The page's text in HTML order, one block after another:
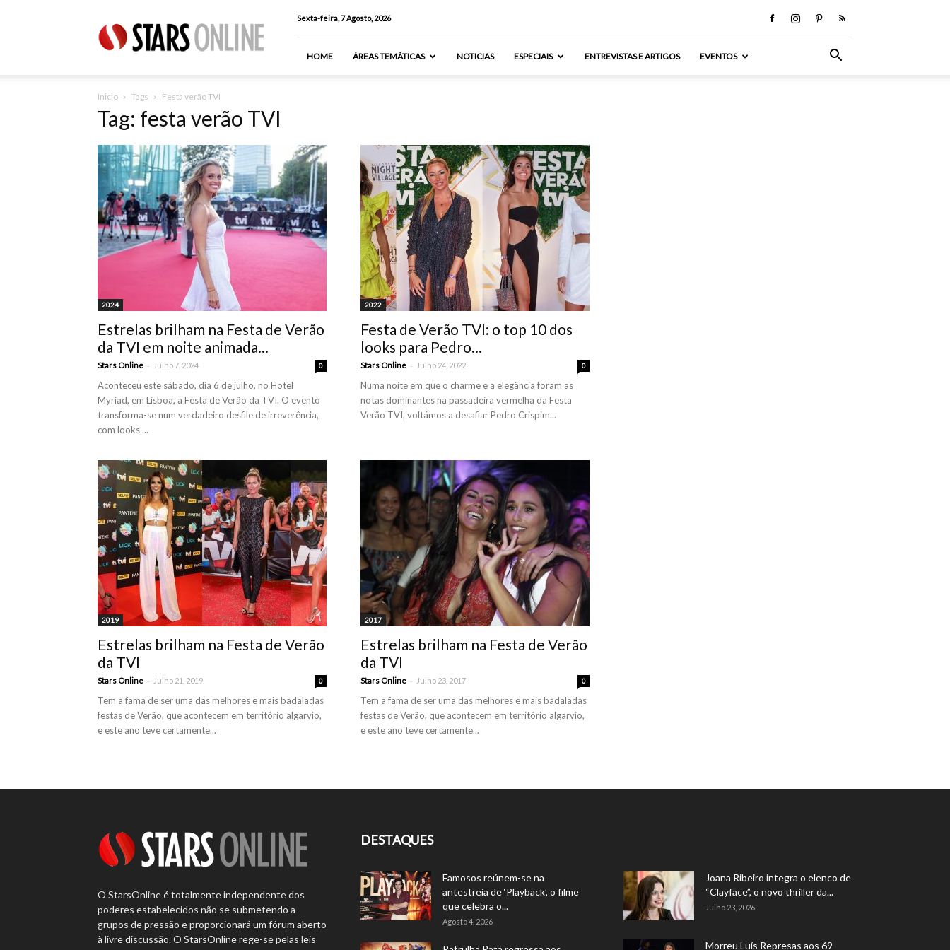
Online
Sexta-feira, 7 Agosto, 2026
HOME ÁREAS TEMÁTICAS NOTICIAS ESPECIAIS ENTREVISTAS E ARTIGOS EVENTOS
Inicio Tags Festa verão TVI
Tag: festa verão TVI
2024
Estrelas brilham na Festa de Verão
da TVI em noite animada...
Stars Online - Julho 7, 2024 0
Aconteceu este sábado, dia 6 de julho, no Hotel
Myriad, em Lisboa, a Festa de Verão da TVI. O evento
transforma-se num verdadeiro desfile de irreverência,
com looks ...
2022
Festa de Verão TVI: o top 10 dos
looks para Pedro...
Stars Online - Julho 24, 2022 0
Numa noite em que o charme e a elegância foram as
notas dominantes na passadeira vermelha da Festa
Verão TVI, voltámos a desafiar Pedro Crispim...
2019
Estrelas brilham na Festa de Verão
da TVI
Stars Online - Julho 21, 2019 0
Tem a fama de ser uma das melhores e mais badaladas
festas de Verão, que acontecem em território algarvio,
e este ano teve certamente...
2017
Estrelas brilham na Festa de Verão
da TVI
Stars Online - Julho 23, 2017 0
Tem a fama de ser uma das melhores e mais badaladas
festas de Verão, que acontecem em território algarvio,
e este ano teve certamente...
O StarsOnline é totalmente independente dos
poderes estabelecidos não se submetendo a
grupos de pressão e proporcionará um fórum aberto
à livre discussão. O StarsOnline rege-se pelas leis
DESTAQUES
Famosos reúnem-se na
antestreia de ‘Playback’, o filme
que celebra o...
Agosto 4, 2026
Joana Ribeiro integra o elenco de
“Clayface”, o novo thriller da...
Julho 23, 2026
Morreu Luís Represas aos 69